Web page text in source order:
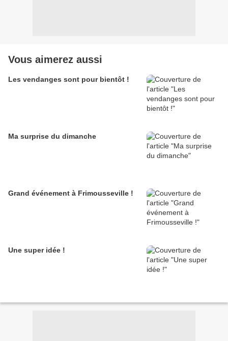
Vous aimerez aussi
Les vendanges sont pour bientôt !
Ma surprise du dimanche
Grand événement à Frimousseville !
Une super idée !